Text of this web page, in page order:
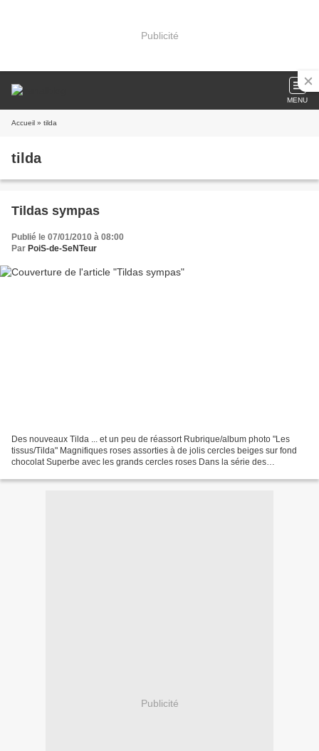
Publicité
MENU
Accueil » tilda
tilda
Tildas sympas
Publié le 07/01/2010 à 08:00
Par PoiS-de-SeNTeur
Des nouveaux Tilda ... et un peu de réassort Rubrique/album photo "Les
tissus/Tilda" Magnifiques roses assorties à de jolis cercles beiges sur fond
chocolat Superbe avec les grands cercles roses Dans la série des
Publicité